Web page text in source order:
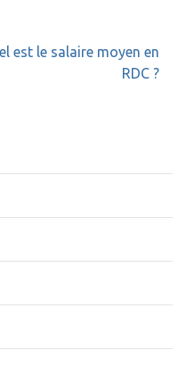
est le salaire moyen en
RDC ?